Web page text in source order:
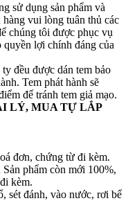
sử dụng sản phẩm và
vui lòng tuân thủ các
chúng tôi được phục vụ
quyền lợi chính đáng của
đều được dán tem bảo
Tem phát hành sẽ
để tránh tem giả mạo.
LÝ, MUA TỰ LẮP
đơn, chứng từ đi kèm.
phẩm còn mới 100%,
kèm.
sét đánh, vào nước, rơi bể